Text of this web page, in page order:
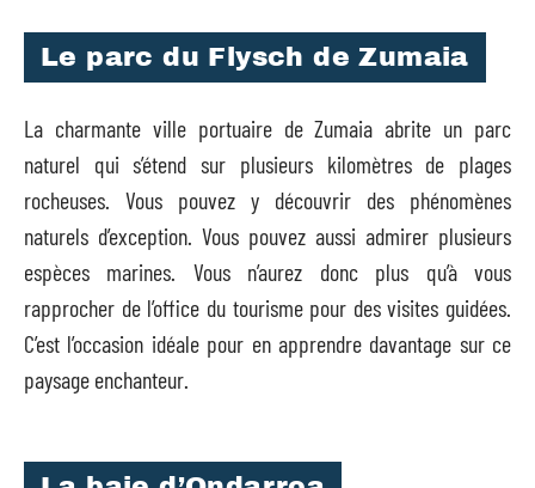
Le parc du Flysch de Zumaia
La charmante ville portuaire de Zumaia abrite un parc
naturel qui s’étend sur plusieurs kilomètres de plages
rocheuses. Vous pouvez y découvrir des phénomènes
naturels d’exception. Vous pouvez aussi admirer plusieurs
espèces marines. Vous n’aurez donc plus qu’à vous
rapprocher de l’office du tourisme pour des visites guidées.
C’est l’occasion idéale pour en apprendre davantage sur ce
paysage enchanteur.